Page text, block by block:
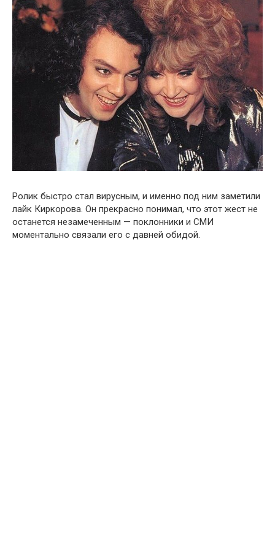
Ролик быстро стал вирусным, и именно под ним заметили
лайк Киркорова. Он прекрасно понимал, что этот жест не
останется незамеченным — поклонники и СМИ
моментально связали его с давней обидой.